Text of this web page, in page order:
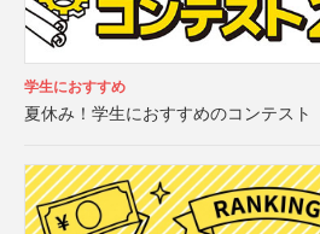
学生におすすめ
夏休み！学生におすすめのコンテスト